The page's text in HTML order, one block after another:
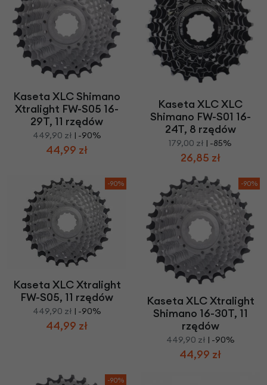
Kaseta XLC Shimano
Xtralight FW-S05 16-
29T, 11 rzędów
449,90 zł | -90%
44,99 zł
Kaseta XLC XLC
Shimano FW-S01 16-
24T, 8 rzędów
179,00 zł | -85%
26,85 zł
-90%
Kaseta XLC Xtralight
FW-S05, 11 rzędów
449,90 zł | -90%
44,99 zł
-90%
Kaseta XLC Xtralight
Shimano 16-30T, 11
rzędów
449,90 zł | -90%
44,99 zł
-90%